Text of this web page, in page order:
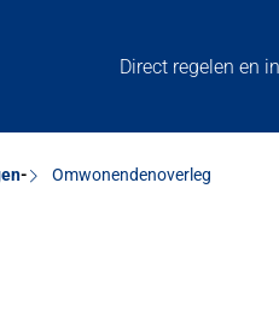
Direct regelen en
Omwonendenoverleg